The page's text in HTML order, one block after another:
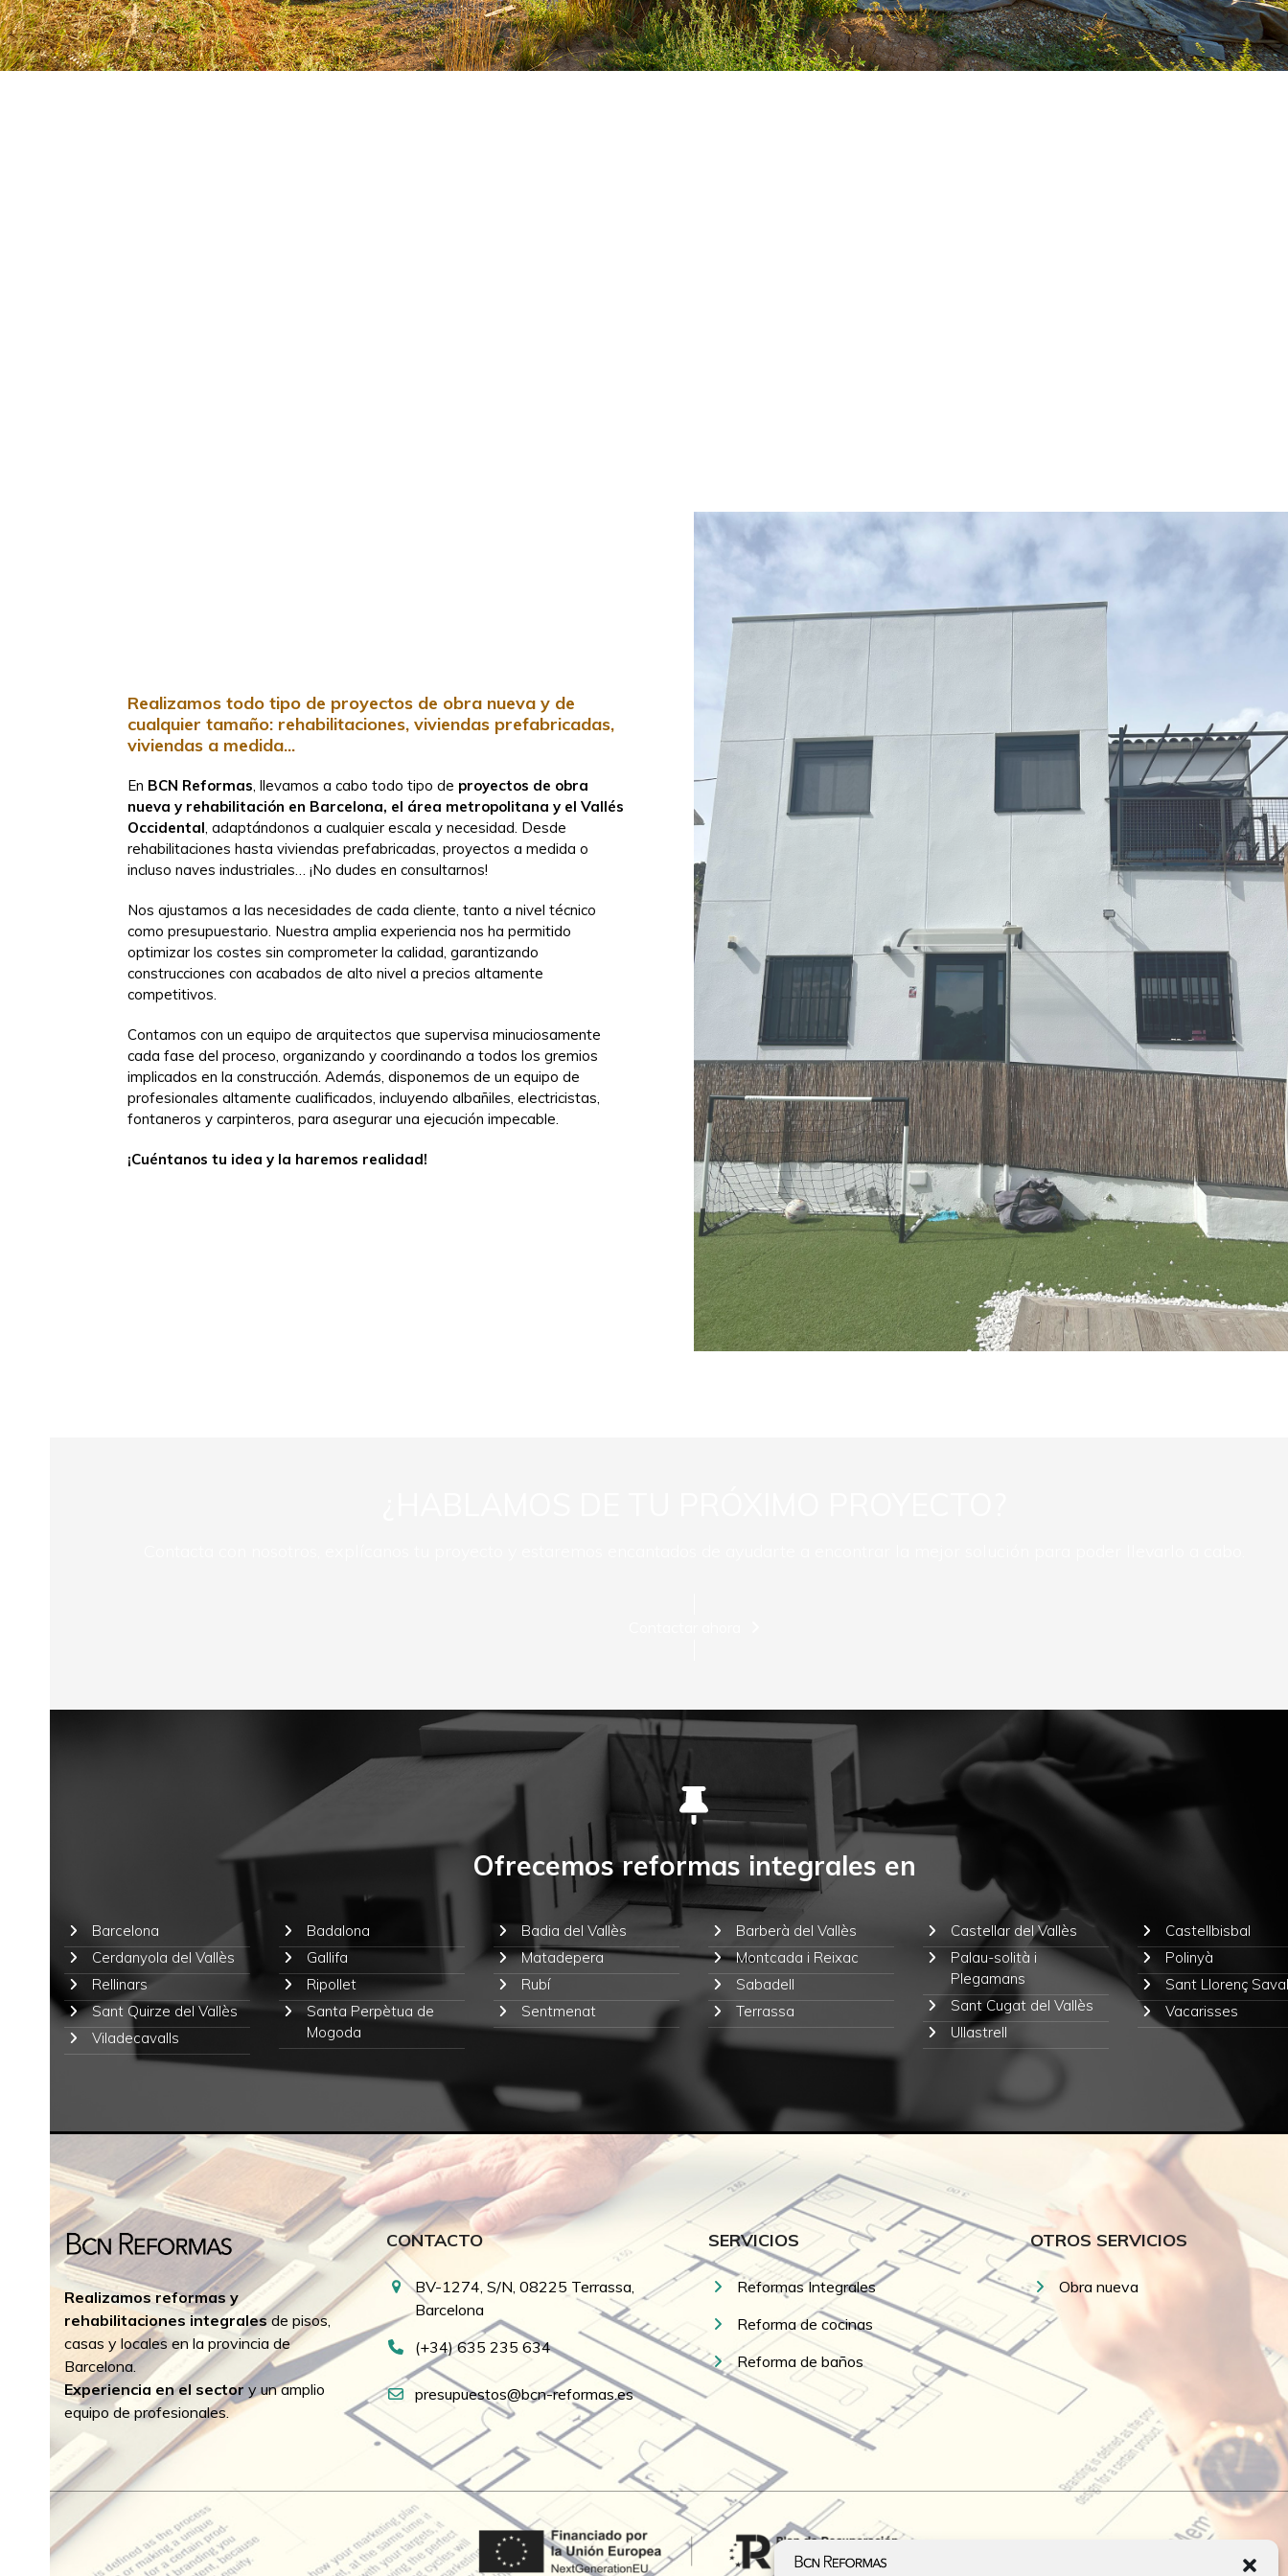
Realizamos todo tipo de proyectos de obra nueva y de
cualquier tamaño: rehabilitaciones, viviendas prefabricadas,
viviendas a medida...
En BCN Reformas, llevamos a cabo todo tipo de proyectos de obra
nueva y rehabilitación en Barcelona, el área metropolitana y el Vallés
Occidental, adaptándonos a cualquier escala y necesidad. Desde
rehabilitaciones hasta viviendas prefabricadas, proyectos a medida o
incluso naves industriales… ¡No dudes en consultarnos!
Nos ajustamos a las necesidades de cada cliente, tanto a nivel técnico
como presupuestario. Nuestra amplia experiencia nos ha permitido
optimizar los costes sin comprometer la calidad, garantizando
construcciones con acabados de alto nivel a precios altamente
competitivos.
Contamos con un equipo de arquitectos que supervisa minuciosamente
cada fase del proceso, organizando y coordinando a todos los gremios
implicados en la construcción. Además, disponemos de un equipo de
profesionales altamente cualificados, incluyendo albañiles, electricistas,
fontaneros y carpinteros, para asegurar una ejecución impecable.
¡Cuéntanos tu idea y la haremos realidad!
Ofrecemos reformas integrales en
Barcelona
Cerdanyola del Vallès
Rellinars
Sant Quirze del Vallès
Viladecavalls
Badalona
Gallifa
Ripollet
Santa Perpètua de
Mogoda
Badia del Vallès
Matadepera
Rubí
Sentmenat
Barberà del Vallès
Montcada i Reixac
Sabadell
Terrassa
Castellar del Vallès
Palau-solità i
Plegamans
Sant Cugat del Vallès
Ullastrell
Castellbisbal
Polinyà
Sant Llorenç
Vacarisses
Realizamos reformas y
rehabilitaciones integralesde pisos,
casas y locales en la provincia de
Barcelona.
Experiencia en el sectory un amplio
equipo de profesionales.
CONTACTO
BV-1274, S/N, 08225 Terrassa,
Barcelona
(+34) 635 235 634
presupuestos@bcn-reformas.es
SERVICIOS
Reformas Integrales
Reforma de cocinas
Reforma de baños
OTROS SERVICIOS
Obra nueva